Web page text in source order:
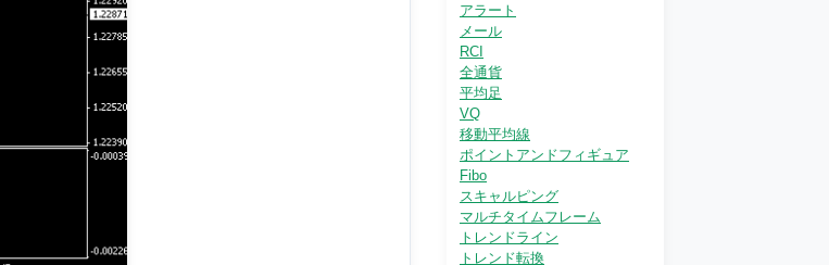
アラート
メール
RCI
全通貨
平均足
VQ
移動平均線
ポイントアンドフィギュア
Fibo
スキャルピング
マルチタイムフレーム
トレンドライン
トレンド転換